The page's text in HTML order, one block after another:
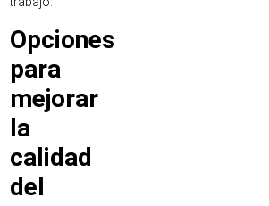
Opciones
para
mejorar
la
calidad
del